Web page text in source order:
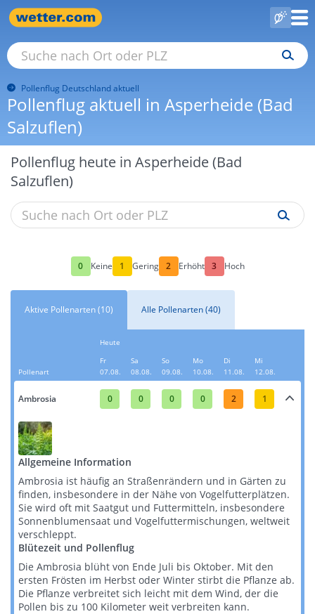
Pollenflug Deutschland aktuell
Pollenflug aktuell in Asperheide (Bad
Salzuflen)
Pollenflug heute in Asperheide (Bad
Salzuflen)
0 Keine 1 Gering 2 Erhöht 3 Hoch
Aktive Pollenarten (10) Alle Pollenarten (40)
Pollenart
Heute
Fr
07.08.
Sa
08.08.
So
09.08.
Mo
10.08.
Di
11.08.
Mi
12.08.
Ambrosia 0 0 0 0 2 1
Allgemeine Information
Ambrosia ist häufig an Straßenrändern und in Gärten zu
finden, insbesondere in der Nähe von Vogelfutterplätzen.
Sie wird oft mit Saatgut und Futtermitteln, insbesondere
Sonnenblumensaat und Vogelfuttermischungen, weltweit
verschleppt​​​​.
Blütezeit und Pollenflug
Die Ambrosia blüht von Ende Juli bis Oktober. Mit den
ersten Frösten im Herbst oder Winter stirbt die Pflanze ab.
Die Pflanze verbreitet sich leicht mit dem Wind, der die
Pollen bis zu 100 Kilometer weit verbreiten kann​​.